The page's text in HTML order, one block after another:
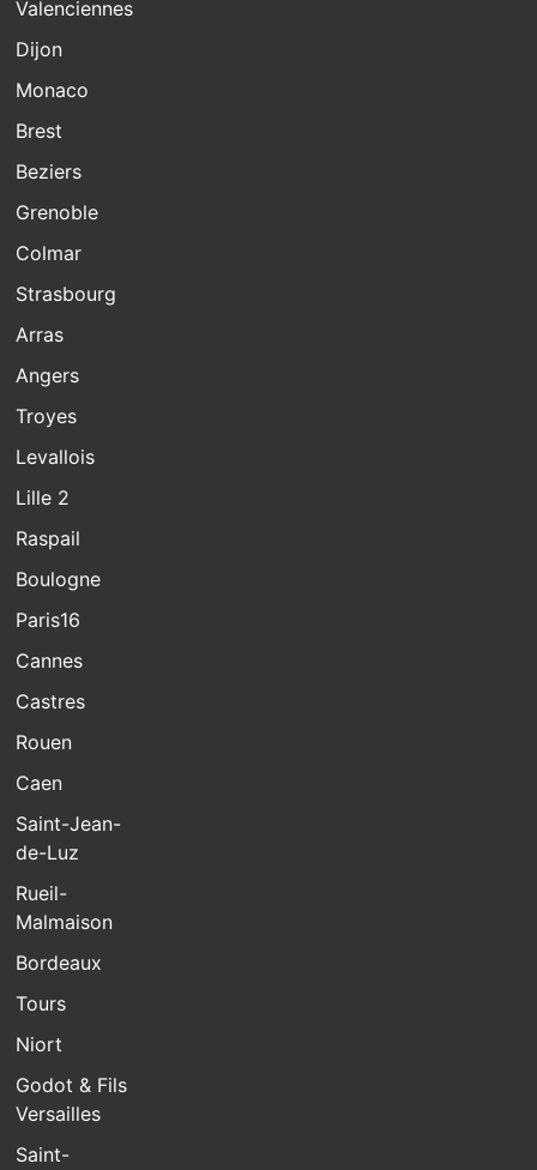
Valenciennes
Dijon
Monaco
Brest
Beziers
Grenoble
Colmar
Strasbourg
Arras
Angers
Troyes
Levallois
Lille 2
Raspail
Boulogne
Paris16
Cannes
Castres
Rouen
Caen
Saint-Jean-
de-Luz
Rueil-
Malmaison
Bordeaux
Tours
Niort
Godot & Fils
Versailles
Saint-